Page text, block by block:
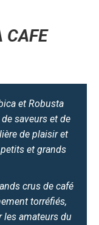
CAFE
et Robusta
saveurs et de
de plaisir et
et grands
crus de café
torréfiés,
les amateurs du